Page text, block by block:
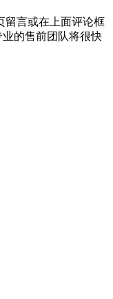
留言或在上面评论框
的售前团队将很快